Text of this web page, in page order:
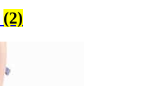
(2)